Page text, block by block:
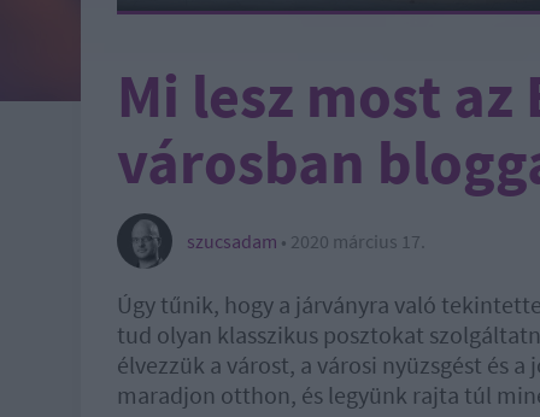
Mi lesz most az
városban
szucsadam • 2020 március 17.
Úgy tűnik, hogy a járványra való
tud olyan klasszikus posztokat
élvezzük a várost, a városi nyüzsgést és
maradjon otthon, és legyünk rajta túl